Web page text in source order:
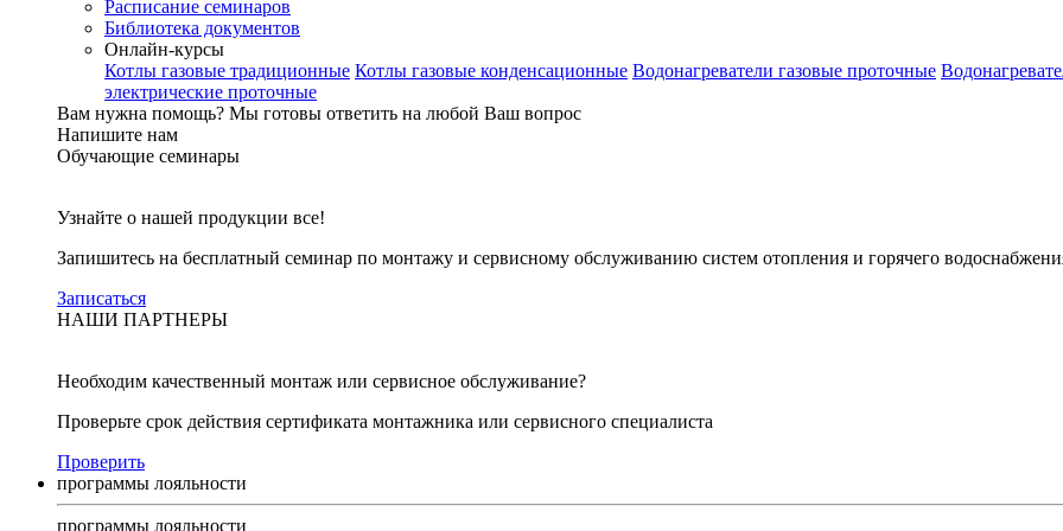
Расписание семинаров
Библиотека документов
Онлайн-курсы
Котлы газовые традиционные Котлы газовые конденсационные Водонагреватели газовые проточные
электрические проточные
Вам нужна помощь? Мы готовы ответить на любой Ваш вопрос
Напишите нам
Обучающие семинары
Узнайте о нашей продукции все!
Запишитесь на бесплатный семинар по монтажу и сервисному обслуживанию систем отопления и горячего
Записаться
НАШИ ПАРТНЕРЫ
Необходим качественный монтаж или сервисное обслуживание?
Проверьте срок действия сертификата монтажника или сервисного специалиста
Проверить
программы лояльности
программы лояльности